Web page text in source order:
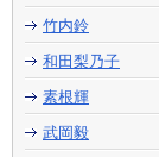
竹内鈴
和田梨乃子
素根輝
武岡毅